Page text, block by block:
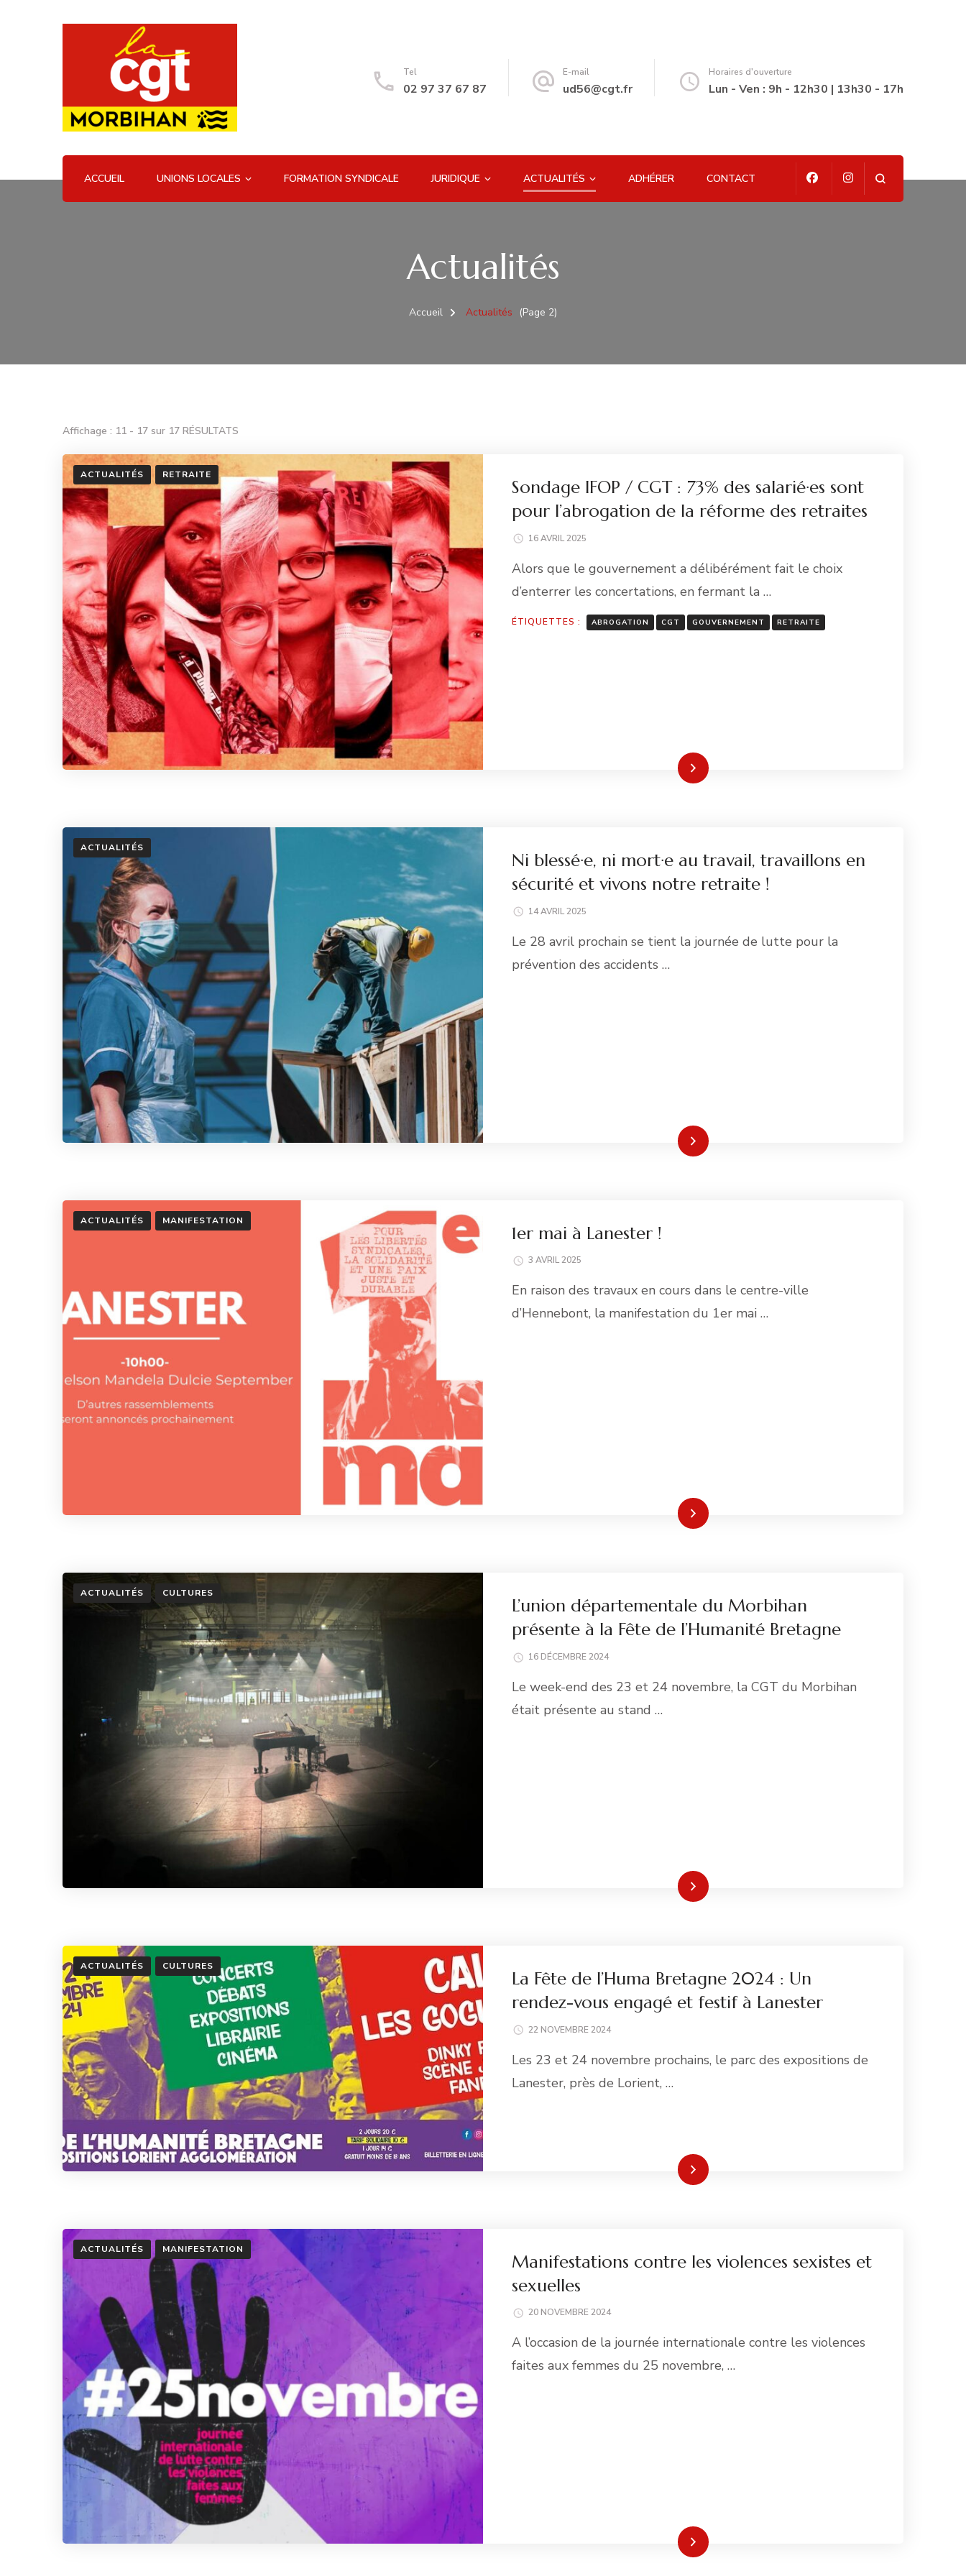
UD CGT 56
Tel
02 97 37 67 87
E-mail
ud56@cgt.fr
Horaires d'ouverture
Lun - Ven : 9h - 12h30 | 13h30 - 17h
ACCUEIL UNIONS LOCALES FORMATION SYNDICALE JURIDIQUE ACTUALITÉS ADHÉRER CONTACT
Actualités
Accueil Actualités (Page 2)
Affichage : 11 - 17 sur 17 RÉSULTATS
ACTUALITÉS RETRAITE
Sondage IFOP / CGT : 73% des salarié·es sont
pour l’abrogation de la réforme des retraites
16 AVRIL 2025
Alors que le gouvernement a délibérément fait le choix
d’enterrer les concertations, en fermant la …
ÉTIQUETTES : ABROGATION CGT GOUVERNEMENT RETRAITE
Lire la suite
ACTUALITÉS
Ni blessé·e, ni mort·e au travail, travaillons en
sécurité et vivons notre retraite !
14 AVRIL 2025
Le 28 avril prochain se tient la journée de lutte pour la
prévention des accidents …
Lire la suite
ACTUALITÉS MANIFESTATION
1er mai à Lanester !
3 AVRIL 2025
En raison des travaux en cours dans le centre-ville
d’Hennebont, la manifestation du 1er mai …
Lire la suite
ACTUALITÉS CULTURES
L’union départementale du Morbihan
présente à la Fête de l’Humanité Bretagne
16 DÉCEMBRE 2024
Le week-end des 23 et 24 novembre, la CGT du Morbihan
était présente au stand …
Lire la suite
ACTUALITÉS CULTURES
La Fête de l’Huma Bretagne 2024 : Un
rendez-vous engagé et festif à Lanester
22 NOVEMBRE 2024
Les 23 et 24 novembre prochains, le parc des expositions de
Lanester, près de Lorient, …
Lire la suite
ACTUALITÉS MANIFESTATION
Manifestations contre les violences sexistes et
sexuelles
20 NOVEMBRE 2024
A l’occasion de la journée internationale contre les violences
faites aux femmes du 25 novembre, …
Lire la suite